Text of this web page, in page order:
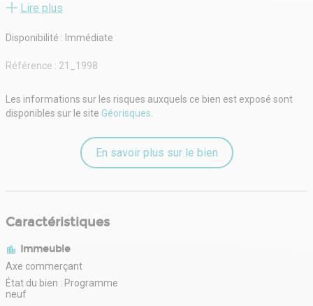
Atouts: terrasse, visibilité, flux piéton majeur, prestations de haute
Lire plus
Disponibilité : Immédiate
Référence : 21_1998
Les informations sur les risques auxquels ce bien est exposé sont
disponibles sur le site Géorisques.
En savoir plus sur le bien
Caractéristiques
Immeuble
Axe commerçant
État du bien : Programme
neuf